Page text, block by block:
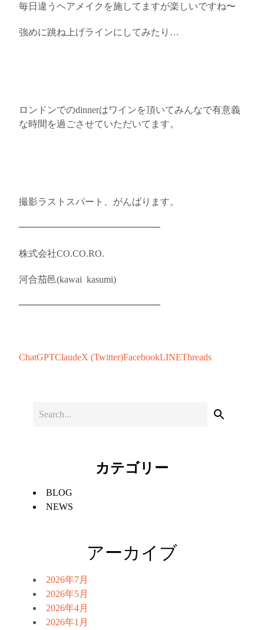
毎日違うヘアメイクを施してますが楽しいですね〜
強めに跳ね上げラインにしてみたり…
ロンドンでのdinnerはワインを頂いてみんなで有意義
な時間を過ごさせていただいてます。
撮影ラストスパート、がんばります。
━━━━━━━━━━━━━━━
株式会社CO.CO.RO.
河合茄邑(kawai kasumi)
━━━━━━━━━━━━━━━
ChatGPTClaudeX (Twitter)FacebookLINEThreads
カテゴリー
BLOG
NEWS
アーカイブ
2026年7月
2026年5月
2026年4月
2026年1月